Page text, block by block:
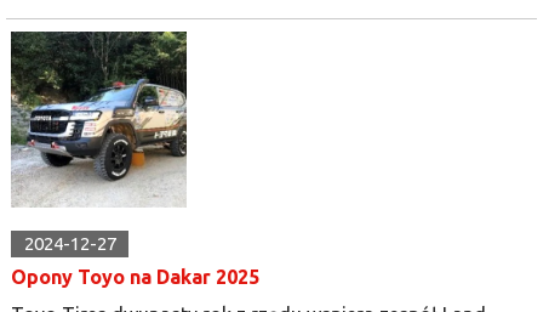
2024-12-27
Opony Toyo na Dakar 2025